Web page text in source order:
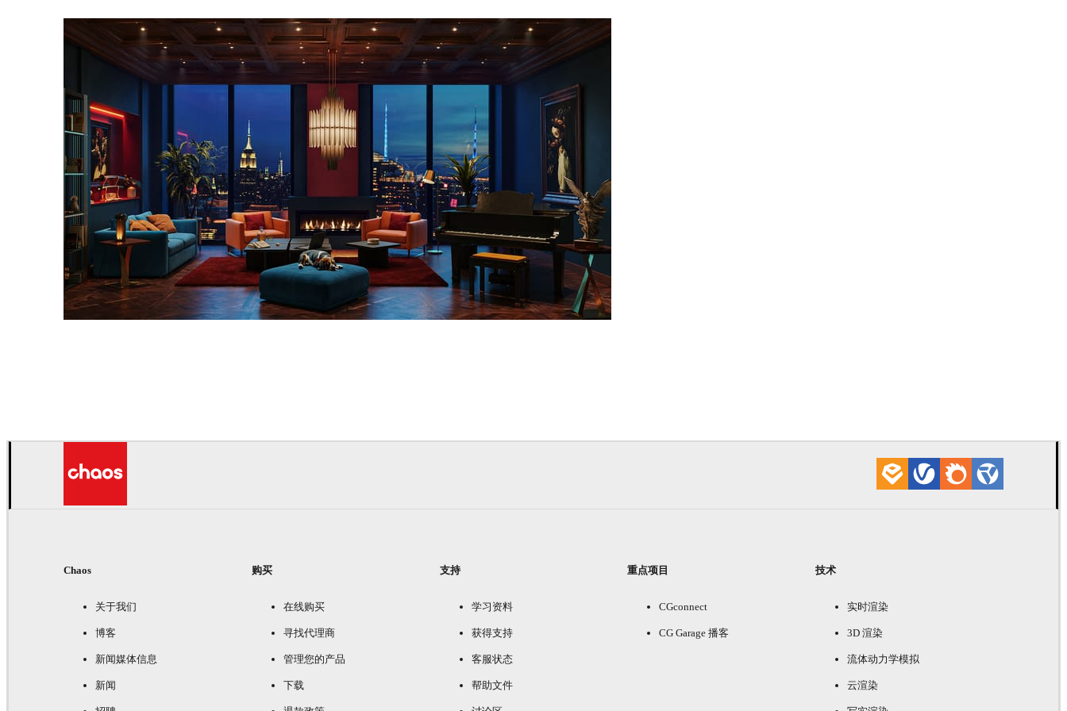
Chaos
关于我们
博客
新闻媒体信息
新闻
购买
在线购买
寻找代理商
管理您的产品
下载
支持
学习资料
获得支持
客服状态
帮助文件
重点项目
CGconnect
CG Garage 播客
技术
实时渲染
3D 渲染
流体动力学模拟
云渲染